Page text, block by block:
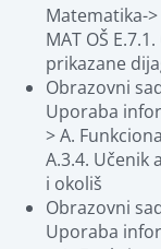
Matematika-
MAT OŠ
prikazane
Obrazovni
Uporaba
> A.
A.3.4. Učenik
i okoliš
Obrazovni
Uporaba